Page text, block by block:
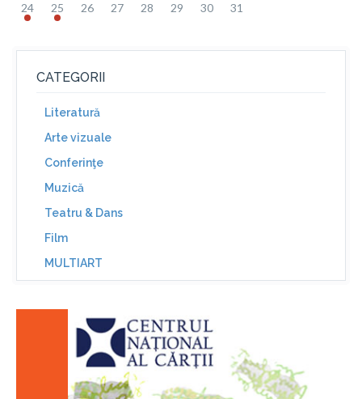
24 25 26 27 28 29 30 31
CATEGORII
Literatură
Arte vizuale
Conferinţe
Muzică
Teatru & Dans
Film
MULTIART